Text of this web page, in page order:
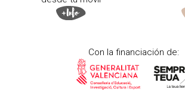
Con la financiación de: